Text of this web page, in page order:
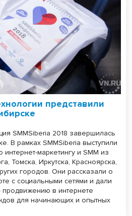
представили
SMMSiberia 2018 завершилась
В рамках SMMSiberia выступили
маркетингу и SMM из
Томска, Иркутска, Красноярска,
городов. Они рассказали о
с социальными сетями и дали
продвижению в интернете
для начинающих и опытных